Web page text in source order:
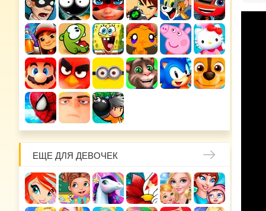
ЕЩЕ ДЛЯ ДЕВОЧЕК